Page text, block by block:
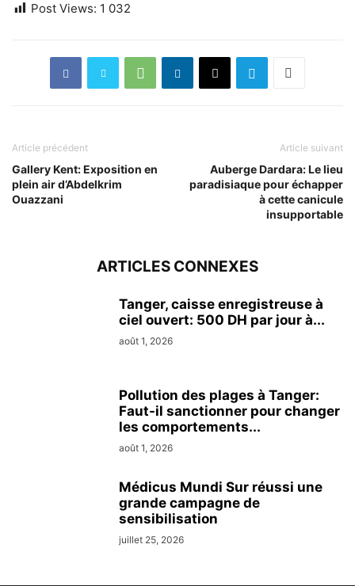
Post Views: 1 032
Article précédent
Gallery Kent: Exposition en
plein air d’Abdelkrim
Ouazzani
Article suivant
Auberge Dardara: Le lieu
paradisiaque pour échapper
à cette canicule
insupportable
ARTICLES CONNEXES
Tanger, caisse enregistreuse à
ciel ouvert: 500 DH par jour à...
août 1, 2026
Pollution des plages à Tanger:
Faut-il sanctionner pour changer
les comportements...
août 1, 2026
Médicus Mundi Sur réussi une
grande campagne de
sensibilisation
juillet 25, 2026